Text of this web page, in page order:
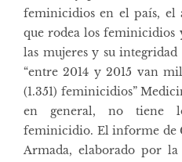
feminicidios en el país, el
que rodea los feminicidios
las mujeres y su
“entre 2014 y 2015 van
(1.351) feminicidios”
en general, no tiene
feminicidio. El informe de
Armada, elaborado por